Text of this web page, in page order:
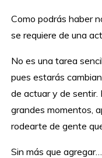
Como podrás haber
se requiere de una
No es una tarea
pues estarás
de actuar y de sentir.
grandes momentos,
rodearte de gente
Sin más que agregar….